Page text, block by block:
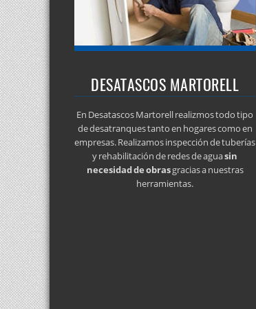
DESATASCOS MARTORELL
En Desatascos Martorell realizmos todo tipo
de desatranques tanto en hogares como en
empresas. Realizamos inspección de tuberías
y rehabilitación de redes de aguasin
necesidad de obrasgracias a nuestras
herramientas.